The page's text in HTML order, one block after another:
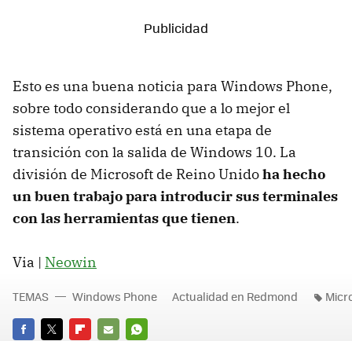
Esto es una buena noticia para Windows Phone,
sobre todo considerando que a lo mejor el
sistema operativo está en una etapa de
transición con la salida de Windows 10. La
división de Microsoft de Reino Unidoha hecho
un buen trabajo para introducir sus terminales
con las herramientas que tienen.
Via | Neowin
TEMAS Windows Phone Actualidad en Redmond